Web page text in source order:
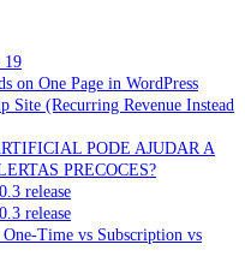
19
on One Page in WordPress
Site (Recurring Revenue Instead
PODE AJUDAR A
PRECOCES?
release
release
Time vs Subscription vs